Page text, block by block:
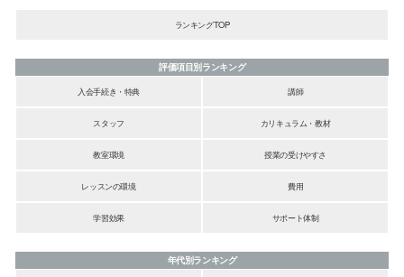
ランキングTOP
評価項目別ランキング
入会手続き・特典
講師
スタッフ カリキュラム・教材
教室環境 授業の受けやすさ
レッスンの環境 費用
学習効果 サポート体制
年代別ランキング